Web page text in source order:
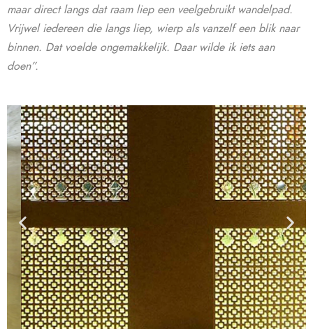
maar direct langs dat raam liep een veelgebruikt wandelpad.
Vrijwel iedereen die langs liep, wierp als vanzelf een blik naar
binnen. Dat voelde ongemakkelijk. Daar wilde ik iets aan
doen”.